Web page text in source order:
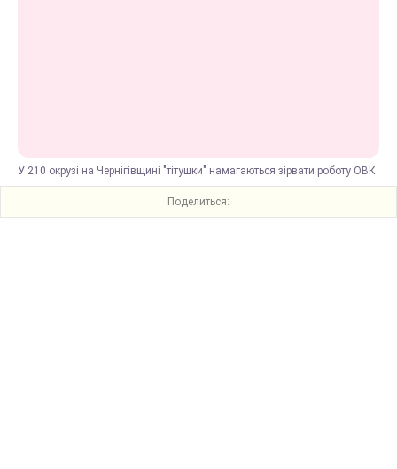
У 210 окрузі на Чернігівщині "тітушки" намагаються зірвати роботу ОВК
Поделиться: